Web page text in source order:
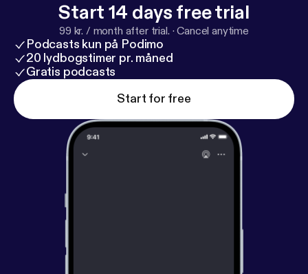
Start 14 days free trial
99 kr. / month after trial. ·Cancel anytime
Podcasts kun på Podimo
20 lydbogstimer pr. måned
Gratis podcasts
Start for free